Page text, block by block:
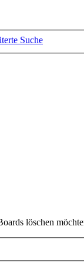
Suche
löschen